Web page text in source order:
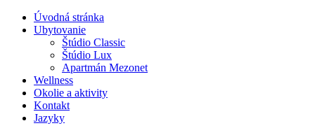
Úvodná stránka
Ubytovanie
Štúdio Classic
Štúdio Lux
Apartmán Mezonet
Wellness
Okolie a aktivity
Kontakt
Jazyky